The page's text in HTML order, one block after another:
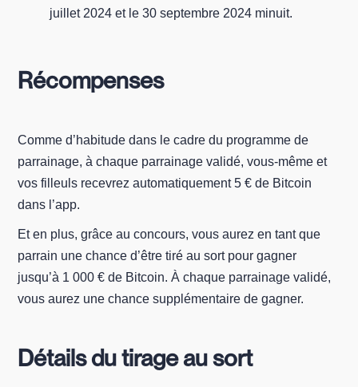
juillet 2024 et le 30 septembre 2024 minuit.
Récompenses
Comme d’habitude dans le cadre du programme de
parrainage, à chaque parrainage validé, vous-même et
vos filleuls recevrez automatiquement 5 € de Bitcoin
dans l’app.
Et en plus, grâce au concours, vous aurez en tant que
parrain une chance d’être tiré au sort pour gagner
jusqu’à 1 000 € de Bitcoin. À chaque parrainage validé,
vous aurez une chance supplémentaire de gagner.
Détails du tirage au sort